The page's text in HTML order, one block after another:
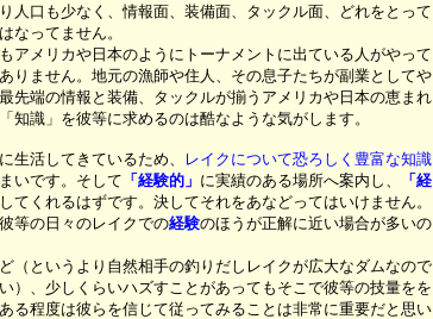
人口も少なく、情報面、装備面、タックル面、どれをとって
なってません。
アメリカや日本のようにトーナメントに出ている人がやって
りません。地元の漁師や住人、その息子たちが副業としてや
先端の情報と装備、タックルが揃うアメリカや日本の恵まれ
知識」を彼等に求めるのは酷なような気がします。
生活してきているため、
レイクについて恐ろしく豊富な知識
いです。そして 「経験的」 に実績のある場所へ案内し、
「経
てくれるはずです。決してそれをあなどってはいけません。
等の日々のレイクでの経験のほうが正解に近い場合が多いの
（というより自然相手の釣りだしレイクが広大なダムなので
）、少しくらいハズすことがあってもそこで彼等の技量をを
る程度は彼らを信じて従ってみることは非常に重要だと思い